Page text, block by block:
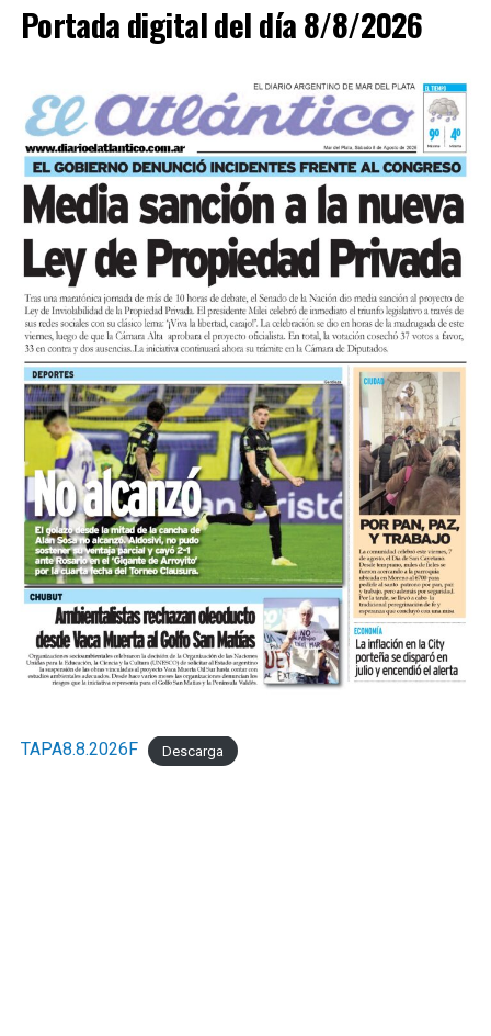
Portada digital del día 8/8/2026
TAPA8.8.2026F Descarga